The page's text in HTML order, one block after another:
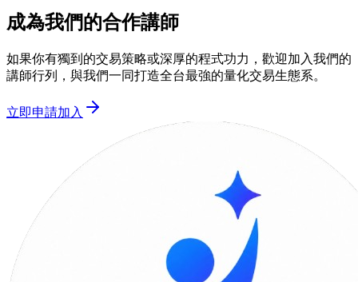
成為我們的合作講師
如果你有獨到的交易策略或深厚的程式功力，歡迎加入我們的
講師行列，與我們一同打造全台最強的量化交易生態系。
立即申請加入